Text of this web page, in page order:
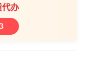
办